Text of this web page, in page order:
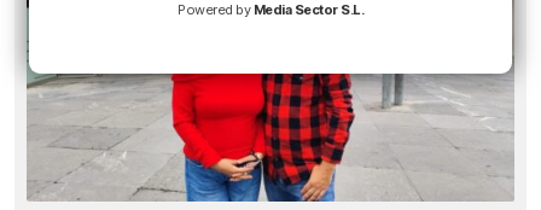
Powered by Media Sector S.L.